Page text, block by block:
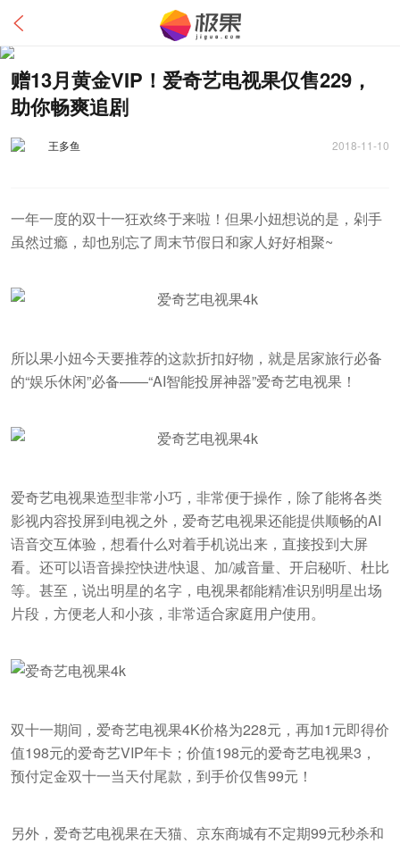
赠13月黄金VIP！爱奇艺电视果仅售229，
助你畅爽追剧
王多鱼 2018-11-10
一年一度的双十一狂欢终于来啦！但果小妞想说的是，剁手
虽然过瘾，却也别忘了周末节假日和家人好好相聚~
所以果小妞今天要推荐的这款折扣好物，就是居家旅行必备
的“娱乐休闲”必备——“AI智能投屏神器”爱奇艺电视果！
爱奇艺电视果造型非常小巧，非常便于操作，除了能将各类
影视内容投屏到电视之外，爱奇艺电视果还能提供顺畅的AI
语音交互体验，想看什么对着手机说出来，直接投到大屏
看。还可以语音操控快进/快退、加/减音量、开启秘听、杜比
等。甚至，说出明星的名字，电视果都能精准识别明星出场
片段，方便老人和小孩，非常适合家庭用户使用。
双十一期间，爱奇艺电视果4K价格为228元，再加1元即得价
值198元的爱奇艺VIP年卡；价值198元的爱奇艺电视果3，
预付定金双十一当天付尾款，到手价仅售99元！
另外，爱奇艺电视果在天猫、京东商城有不定期99元秒杀和